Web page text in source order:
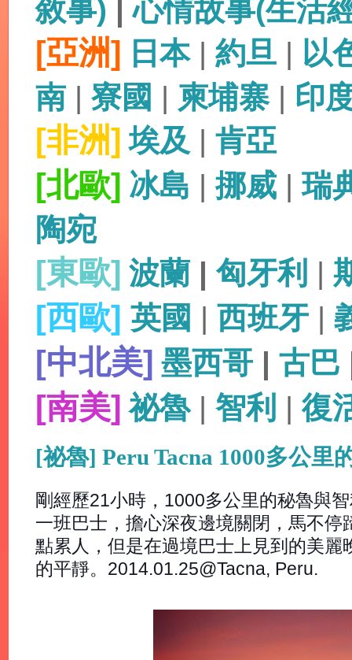
敘事) |心情故事(生活
[亞洲] 日本| 約旦 | 以
南 | 寮國 | 柬埔寨| 印
[非洲] 埃及 | 肯亞
[北歐] 冰島 |挪威 |瑞
陶宛
[東歐] 波蘭 | 匈牙利 |
[西歐] 英國 | 西班牙 |
[中北美] 墨西哥 | 古巴
[南美] 祕魯| 智利 |復
[祕魯] Peru Tacna 1000多公里
剛經歷21小時，1000多公里的秘魯與
一班巴士，擔心深夜邊境關閉，馬不
點累人，但是在過境巴士上見到的美麗
的平靜。2014.01.25@Tacna, Peru.